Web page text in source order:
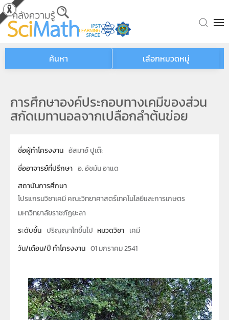
Skip to main content
ค้นหา เลือกหมวดหมู่
การศึกษาองค์ประกอบทางเคมีของส่วน
สกัดเมทานอลจากเปลือกลำต้นข่อย
ชื่อผู้ทำโครงงาน อัสมาอ์ ปูเต๊ะ
ชื่ออาจารย์ที่ปรึกษา อ. อัชมัน อาแด
สถาบันการศึกษา
โปรแกรมวิชาเคมี คณะวิทยาศาสตร์เทคโนโลยีและการเกษตร
มหาวิทยาลัยราชภัฏยะลา
ระดับชั้น ปริญญาโทขึ้นไป หมวดวิชา เคมี
วัน/เดือน/ปี ทำโครงงาน 01 มกราคม 2541